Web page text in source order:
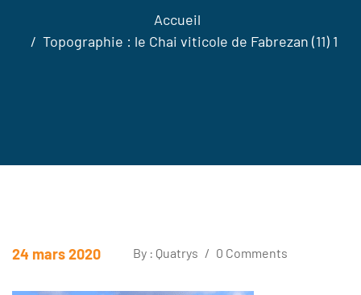
Accueil
Topographie : le Chai viticole de Fabrezan (11) 1
24 mars 2020 By : Quatrys / 0 Comments